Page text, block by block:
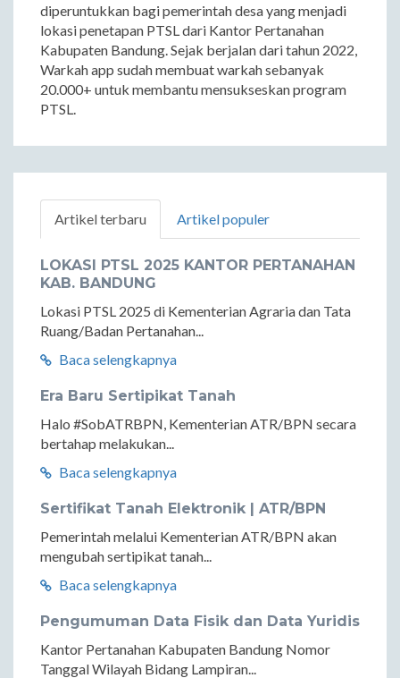
diperuntukkan bagi pemerintah desa yang menjadi
lokasi penetapan PTSL dari Kantor Pertanahan
Kabupaten Bandung. Sejak berjalan dari tahun 2022,
Warkah app sudah membuat warkah sebanyak
20.000+ untuk membantu mensukseskan program
PTSL.
Artikel terbaru Artikel populer
LOKASI PTSL 2025 KANTOR PERTANAHAN
KAB. BANDUNG
Lokasi PTSL 2025 di Kementerian Agraria dan Tata
Ruang/Badan Pertanahan...
Baca selengkapnya
Era Baru Sertipikat Tanah
Halo #SobATRBPN, Kementerian ATR/BPN secara
bertahap melakukan...
Baca selengkapnya
Sertifikat Tanah Elektronik | ATR/BPN
Pemerintah melalui Kementerian ATR/BPN akan
mengubah sertipikat tanah...
Baca selengkapnya
Pengumuman Data Fisik dan Data Yuridis
Kantor Pertanahan Kabupaten Bandung Nomor
Tanggal Wilayah Bidang Lampiran...